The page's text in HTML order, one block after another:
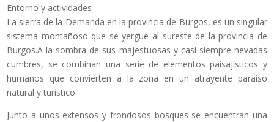
Entorno y actividades
La sierra de la Demanda en la provincia de Burgos, es un singular
sistema montañoso que se yergue al sureste de la provincia de
Burgos.A la sombra de sus majestuosas y casi siempre nevadas
cumbres, se combinan una serie de elementos paisajísticos y
humanos que convierten a la zona en un atrayente paraíso
natural y turístico
Junto a unos extensos y frondosos bosques se encuentran una